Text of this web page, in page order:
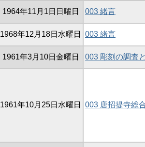
1964年11月1日日曜日 003 緒言
1968年12月18日水曜日 003 緒言
1961年3月10日金曜日 003 彫刻の調査
1961年10月25日水曜日 003 唐招提寺総